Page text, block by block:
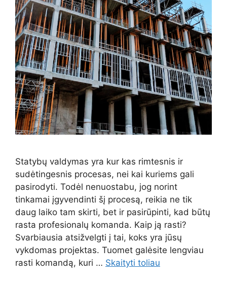
Statybų valdymas yra kur kas rimtesnis ir
sudėtingesnis procesas, nei kai kuriems gali
pasirodyti. Todėl nenuostabu, jog norint
tinkamai įgyvendinti šį procesą, reikia ne tik
daug laiko tam skirti, bet ir pasirūpinti, kad būtų
rasta profesionalų komanda. Kaip ją rasti?
Svarbiausia atsižvelgti į tai, koks yra jūsų
vykdomas projektas. Tuomet galėsite lengviau
rasti komandą, kuri … Skaityti toliau